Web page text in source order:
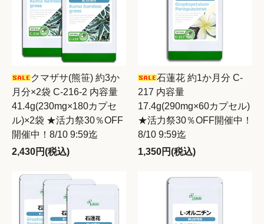
クマザサ(熊笹) 約3か
月分×2袋 C-216-2 内容量
41.4g(230mg×180カプセ
ル)×2袋 ★活力祭30％OFF
開催中！8/10 9:59迄
2,430円(税込)
石蓮花 約1か月分 C-
217 内容量
17.4g(290mg×60カプセル)
★活力祭30％OFF開催中！
8/10 9:59迄
1,350円(税込)